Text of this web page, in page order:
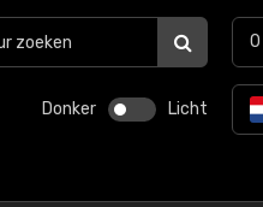
Donker Licht
0